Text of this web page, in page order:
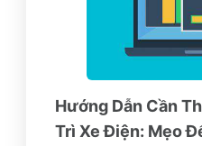
Hướng Dẫn Cần
Trì Xe Điện: Mẹo